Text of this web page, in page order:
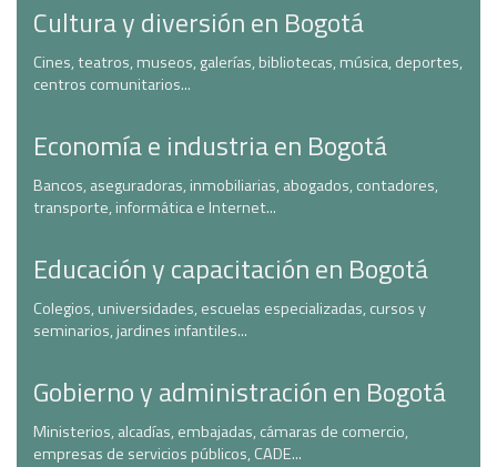
Cultura y diversión en Bogotá
Cines, teatros, museos, galerías, bibliotecas, música, deportes,
centros comunitarios...
Economía e industria en Bogotá
Bancos, aseguradoras, inmobiliarias, abogados, contadores,
transporte, informática e Internet...
Educación y capacitación en Bogotá
Colegios, universidades, escuelas especializadas, cursos y
seminarios, jardines infantiles...
Gobierno y administración en Bogotá
Ministerios, alcadías, embajadas, cámaras de comercio,
empresas de servicios públicos, CADE...